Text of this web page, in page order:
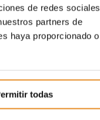
de redes sociales
partners de
haya proporcionado o
todas